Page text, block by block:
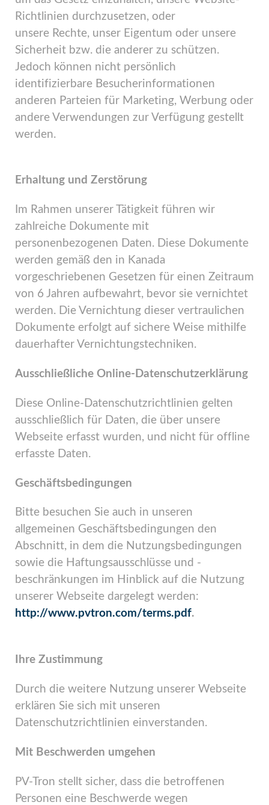
Richtlinien durchzusetzen, oder
unsere Rechte, unser Eigentum oder unsere
Sicherheit bzw. die anderer zu schützen.
Jedoch können nicht persönlich
identifizierbare Besucherinformationen
anderen Parteien für Marketing, Werbung oder
andere Verwendungen zur Verfügung gestellt
werden.
Erhaltung und Zerstörung
Im Rahmen unserer Tätigkeit führen wir
zahlreiche Dokumente mit
personenbezogenen Daten. Diese Dokumente
werden gemäß den in Kanada
vorgeschriebenen Gesetzen für einen Zeitraum
von 6 Jahren aufbewahrt, bevor sie vernichtet
werden. Die Vernichtung dieser vertraulichen
Dokumente erfolgt auf sichere Weise mithilfe
dauerhafter Vernichtungstechniken.
Ausschließliche Online-Datenschutzerklärung
Diese Online-Datenschutzrichtlinien gelten
ausschließlich für Daten, die über unsere
Webseite erfasst wurden, und nicht für offline
erfasste Daten.
Geschäftsbedingungen
Bitte besuchen Sie auch in unseren
allgemeinen Geschäftsbedingungen den
Abschnitt, in dem die Nutzungsbedingungen
sowie die Haftungsausschlüsse und -
beschränkungen im Hinblick auf die Nutzung
unserer Webseite dargelegt werden:
http://www.pvtron.com/terms.pdf.
Ihre Zustimmung
Durch die weitere Nutzung unserer Webseite
erklären Sie sich mit unseren
Datenschutzrichtlinien einverstanden.
Mit Beschwerden umgehen
PV-Tron stellt sicher, dass die betroffenen
Personen eine Beschwerde wegen